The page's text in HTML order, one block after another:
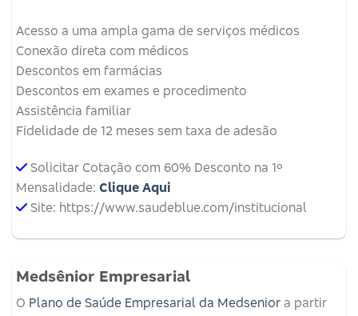
Acesso a uma ampla gama de serviços médicos
Conexão direta com médicos
Descontos em farmácias
Descontos em exames e procedimento
Assistência familiar
Fidelidade de 12 meses sem taxa de adesão
Solicitar Cotação com 60% Desconto na 1º
Mensalidade: Clique Aqui
Site: https://www.saudeblue.com/institucional
Medsênior Empresarial
O Plano de Saúde Empresarial da Medsenior a partir